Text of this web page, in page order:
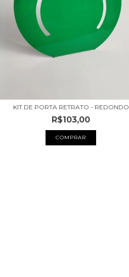
KIT DE PORTA RETRATO - REDONDO
R$103,00
COMPRAR